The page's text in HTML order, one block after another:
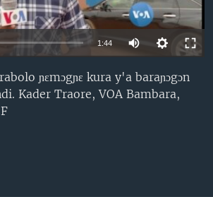
1:44
ɲɛmɔgɲɛ kura y'a baraɲɔgɔn
Kader Traore, VOA Bambara,